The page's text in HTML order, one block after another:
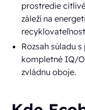
prostredie
záleží na
Rozsah súladu
kompletné IQ/
zvládnu oboje.